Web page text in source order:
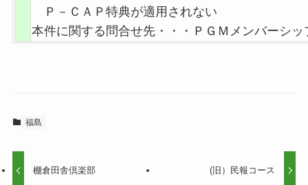
Ｐ－ＣＡＰ特典が適用されない
本件に関する問合せ先・・・ＰＧＭメンバーシ
福島
棚倉田舎倶楽部 (旧）民報コース